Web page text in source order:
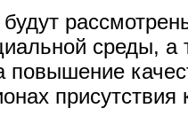
среды, а
повышение
присутствия